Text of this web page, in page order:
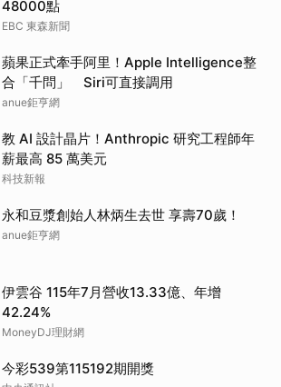
48000點
EBC 東森新聞
蘋果正式牽手阿里！Apple Intelligence整
合「千問」 Siri可直接調用
anue鉅亨網
教 AI 設計晶片！Anthropic 研究工程師年
薪最高 85 萬美元
科技新報
永和豆漿創始人林炳生去世 享壽70歲！
anue鉅亨網
伊雲谷 115年7月營收13.33億、年增
42.24%
MoneyDJ理財網
今彩539第115192期開獎